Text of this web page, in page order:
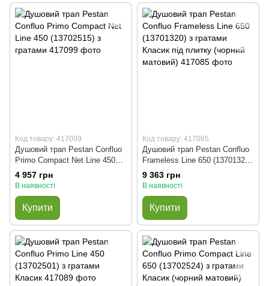
Код товару: 417099
Душовий трап Pestan Confluo
Primo Compact Net Line 450
(13702515) з гратами
4 957 грн
В наявності
Купити
Код товару: 417085
Душовий трап Pestan Confluo
Frameless Line 650 (13701320)
з гратами Класик під плитку
(чорний матовий)
9 363 грн
В наявності
Купити